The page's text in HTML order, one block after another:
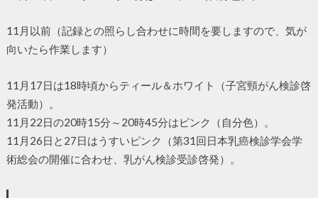
11月以前（記録との照らし合わせに時間を要しますので、気が
向いたら作業します）
11月17日は18時頃からティール＆ホワイト（子宮頸がん検診啓
発活動）。
11月22日の20時15分～20時45分はピンク（自分色）。
11月26日と27日はうすいピンク（第31回日本乳癌検診学会学
術総会の開催に合わせ、乳がん検診受診啓発）。